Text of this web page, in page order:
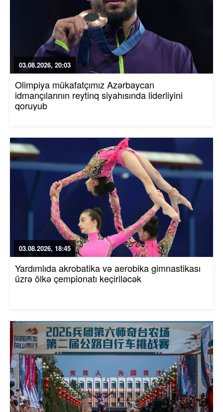
03.08.2026, 20:03
Olimpiya mükafatçımız Azərbaycan
idmançılarının reytinq siyahısında liderliyini
qoruyub
03.08.2026, 18:45
Yardımlıda akrobatika və aerobika gimnastikası
üzrə ölkə çempionatı keçiriləcək